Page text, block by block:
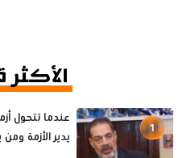
الأكثر
1
عندما تتحول
يدير الأزمة